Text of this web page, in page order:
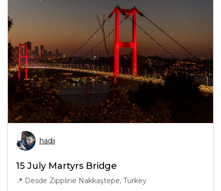
hadii
15 July Martyrs Bridge
📍 Desde Zippline Nakkaştepe, Turkey